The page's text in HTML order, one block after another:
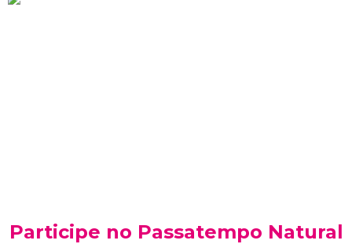
Participe no Passatempo Natural